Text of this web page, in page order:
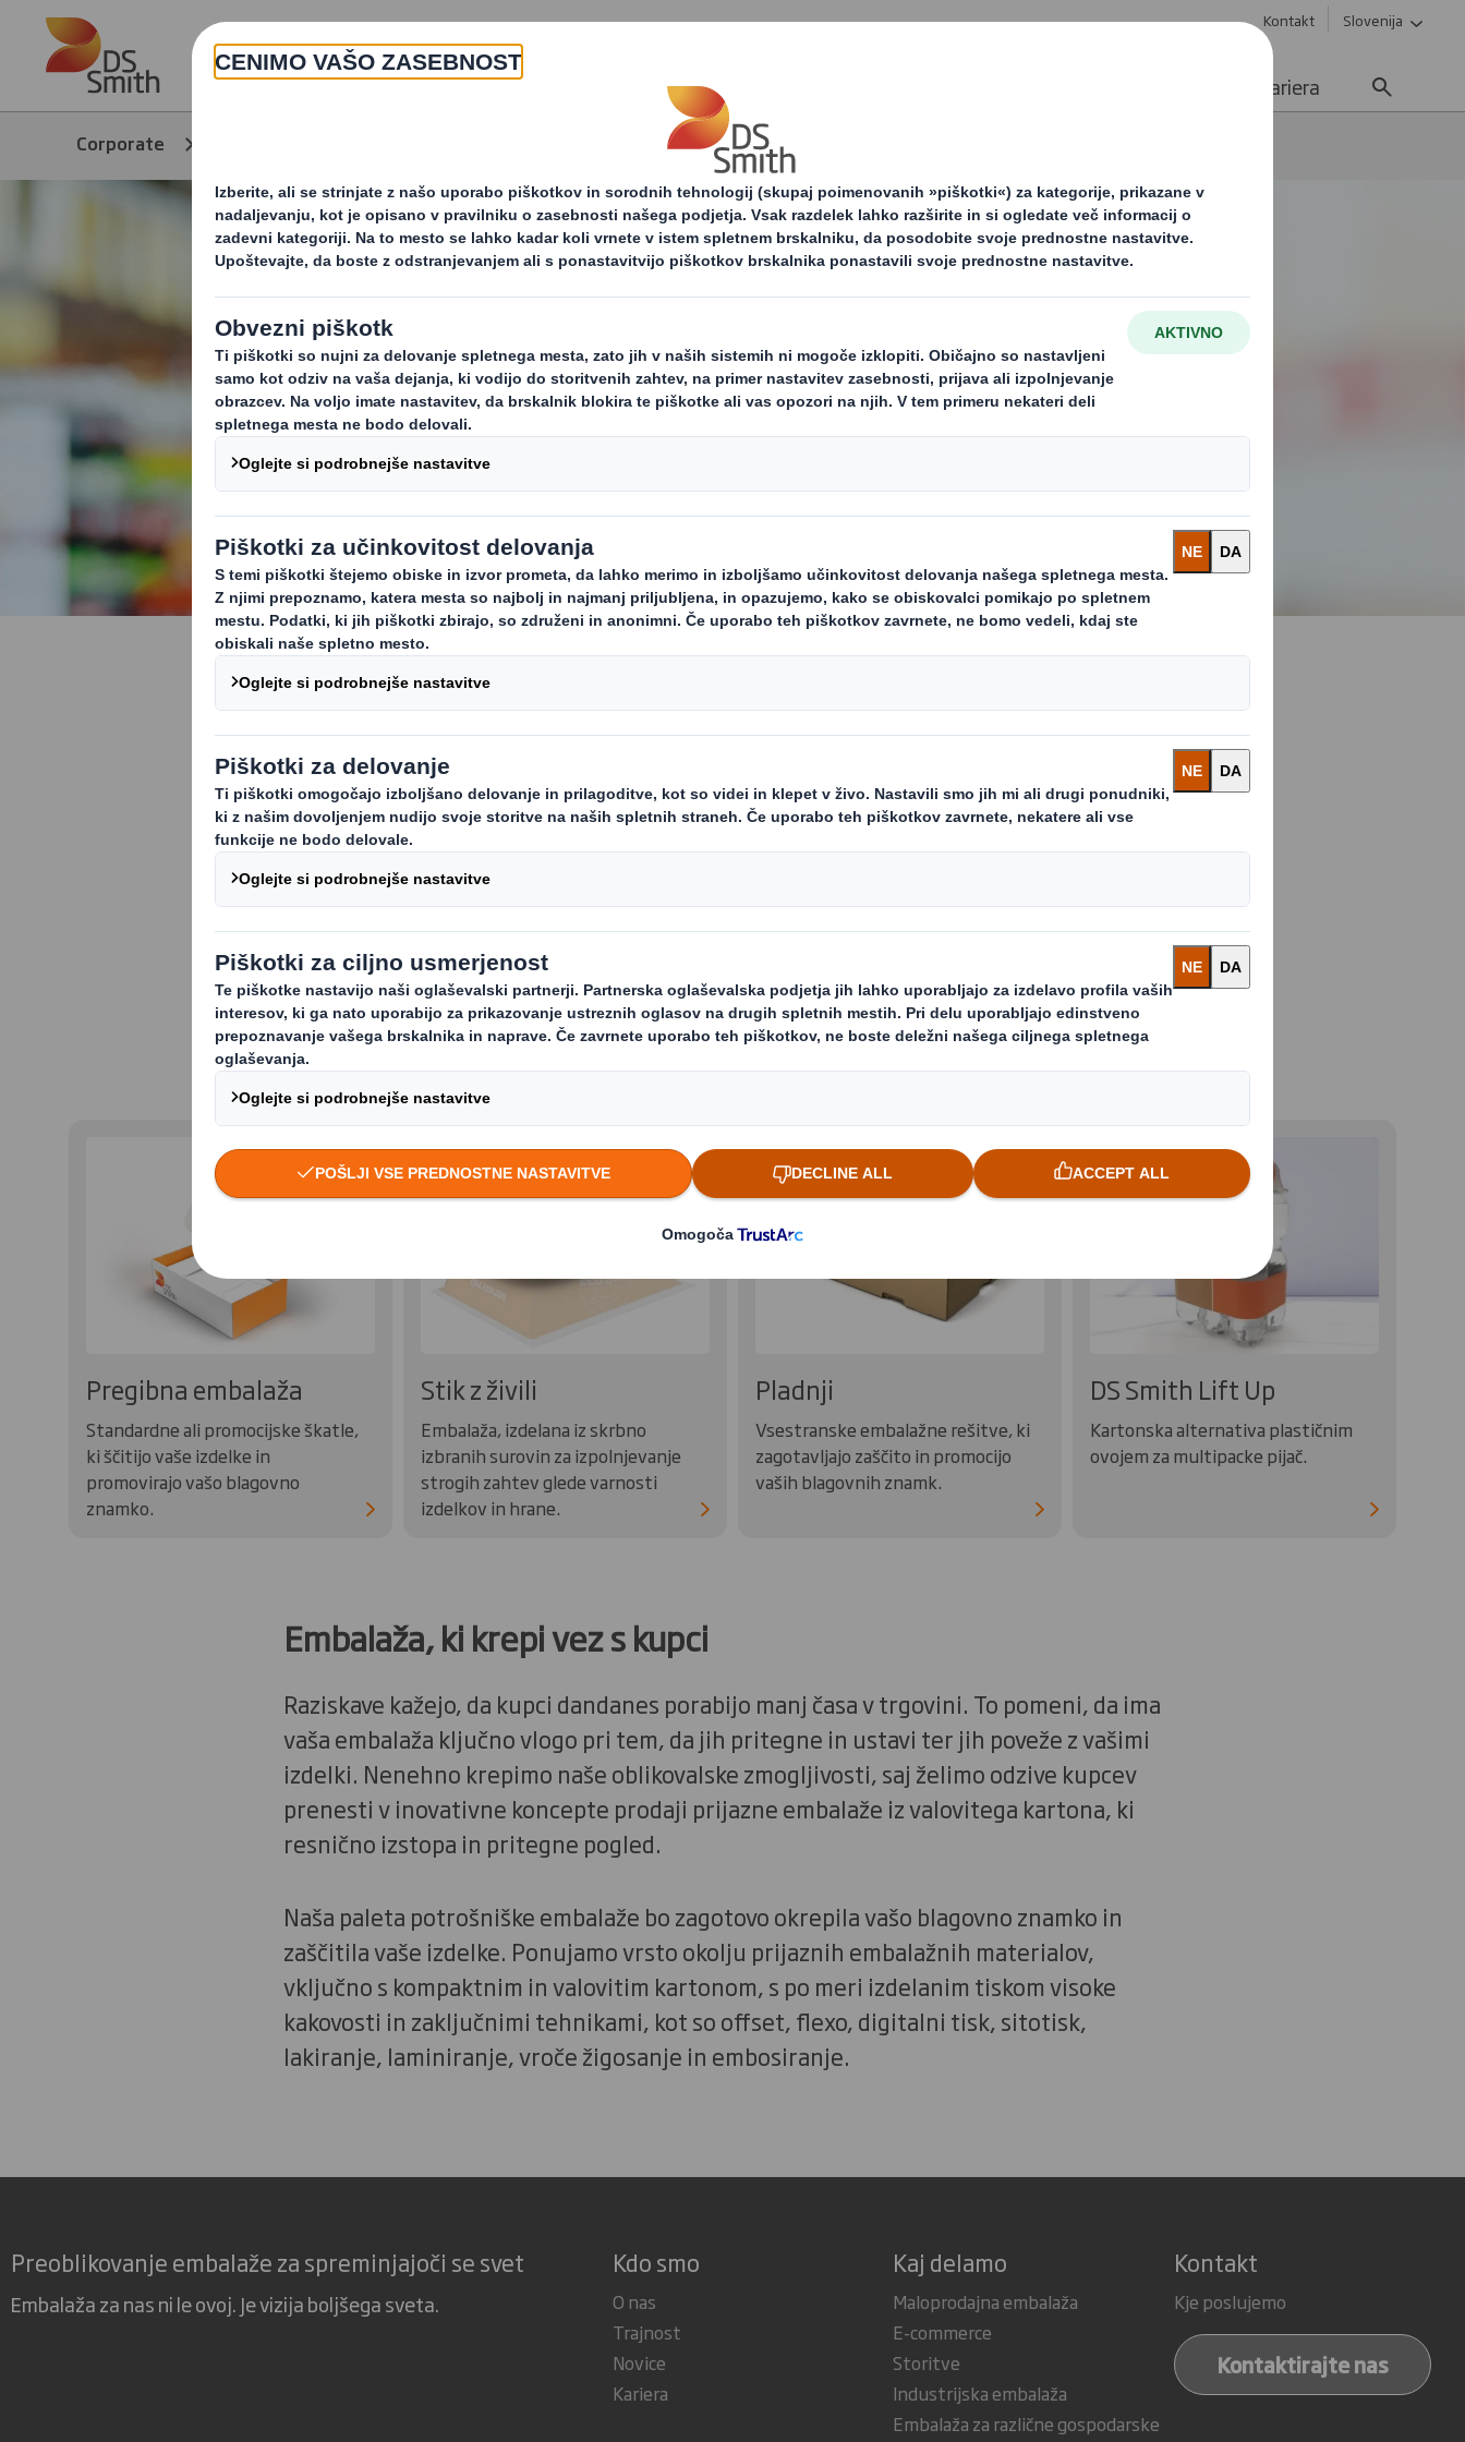
Skip to main content Kontakt Slovenija
Kariera
Corporate Potrošniška embalaža
Potrošniška embalaža
Kar 70% nakupnih odločitev se sprejme na mestu prodaje. Mi se
trudimo, da bodo vaši izdelki resnično izstopali.
Rešitve potrošniške embalaže
Pregibna embalaža
Standardne ali promocijske škatle,
ki ščitijo vaše izdelke in
promovirajo vašo blagovno
znamko.
Stik z živili
Embalaža, izdelana iz skrbno
izbranih surovin za izpolnjevanje
strogih zahtev glede varnosti
izdelkov in hrane.
Pladnji
Vsestranske embalažne rešitve, ki
zagotavljajo zaščito in promocijo
vaših blagovnih znamk.
DS Smith Lift Up
Kartonska alternativa plastičnim
ovojem za multipacke pijač.
Embalaža, ki krepi vez s kupci
Raziskave kažejo, da kupci dandanes porabijo manj časa v trgovini. To pomeni, da ima
vaša embalaža ključno vlogo pri tem, da jih pritegne in ustavi ter jih poveže z vašimi
izdelki. Nenehno krepimo naše oblikovalske zmogljivosti, saj želimo odzive kupcev
prenesti v inovativne koncepte prodaji prijazne embalaže iz valovitega kartona, ki
resnično izstopa in pritegne pogled.
Naša paleta potrošniške embalaže bo zagotovo okrepila vašo blagovno znamko in
zaščitila vaše izdelke. Ponujamo vrsto okolju prijaznih embalažnih materialov,
vključno s kompaktnim in valovitim kartonom, s po meri izdelanim tiskom visoke
kakovosti in zaključnimi tehnikami, kot so offset, flexo, digitalni tisk, sitotisk,
lakiranje, laminiranje, vroče žigosanje in embosiranje.
Preoblikovanje embalaže za spreminjajoči se svet
Embalaža za nas ni le ovoj. Je vizija boljšega sveta.
Kdo smo
O nas
Trajnost
Novice
Kariera
Kaj delamo
Maloprodajna embalaža
E-commerce
Storitve
Industrijska embalaža
Embalaža za različne gospodarske
Kontakt
Kje poslujemo
Kontaktirajte nas